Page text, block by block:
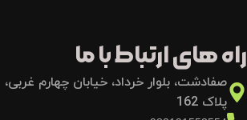
راه های ارتباط با ما
صفادشت، بلوار خرداد، خیابان چهارم غربی،
پلاک 162